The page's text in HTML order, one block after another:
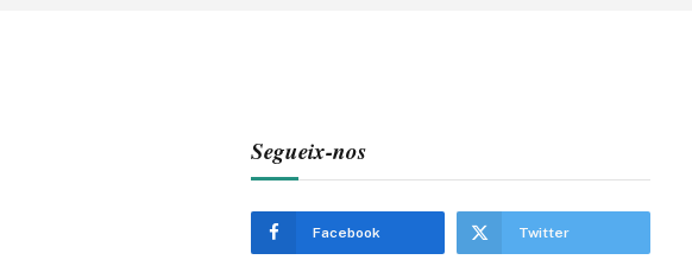
Segueix-nos
Facebook Twitter